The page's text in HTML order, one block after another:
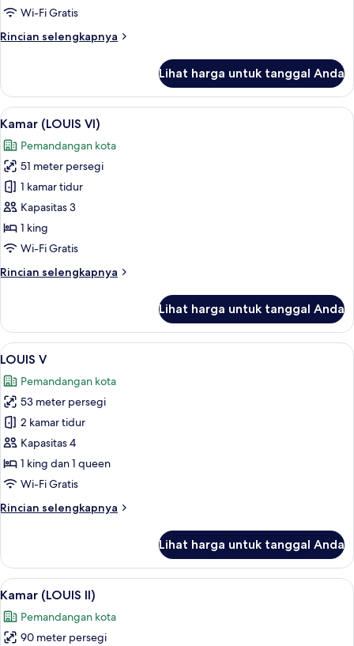
Wi-Fi Gratis
Rincian selengkapnya
Rincian
Kamar
(LOUIS
VII)
Lihat harga untuk tanggal Anda
Lihat
semua
foto
untuk
Kamar
(LOUIS
VI)
Kamar (LOUIS VI) | Seprai premium,
6
Kamar (LOUIS VI)
Pemandangan kota
51 meter persegi
1 kamar tidur
Kapasitas 3
1 king
Wi-Fi Gratis
Rincian selengkapnya
Rincian
Kamar
(LOUIS
VI)
Lihat harga untuk tanggal Anda
Lihat
semua
foto
untuk
LOUIS
V
LOUIS V | Area keluarga | Smart TV
6
LOUIS V
Pemandangan kota
53 meter persegi
2 kamar tidur
Kapasitas 4
1 king dan 1 queen
Wi-Fi Gratis
Rincian selengkapnya
Rincian
LOUIS
V
Lihat harga untuk tanggal Anda
Lihat
semua
foto
untuk
Smart TV 55-inci dengan saluran TV
6
Kamar (LOUIS II)
Pemandangan kota
90 meter persegi